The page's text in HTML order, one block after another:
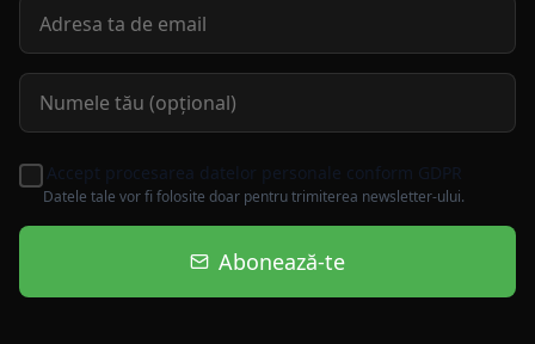
Accept procesarea datelor personale conform GDPR
Datele tale vor fi folosite doar pentru trimiterea newsletter-ului.
Abonează-te